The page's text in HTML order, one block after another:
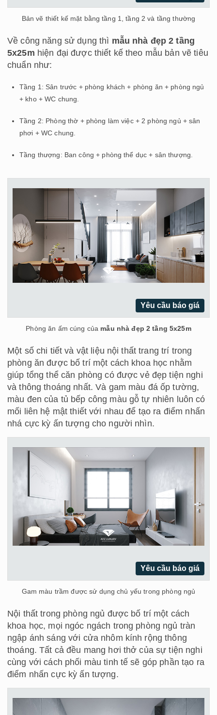
Bản vẽ thiết kế mặt bằng tầng 1, tầng 2 và tầng thường
Về công năng sử dụng thì mẫu nhà đẹp 2 tầng
5x25m hiện đại được thiết kế theo mẫu bản vẽ tiêu
chuẩn như:
Tầng 1: Sân trước + phòng khách + phòng ăn + phòng ngủ
+ kho + WC chung.
Tầng 2: Phòng thờ + phòng làm việc + 2 phòng ngủ + sân
phơi + WC chung.
Tầng thượng: Ban công + phòng thể dục + sân thượng.
Yêu cầu báo giá
Phòng ăn ấm cúng của mẫu nhà đẹp 2 tầng 5x25m
Một số chi tiết và vật liệu nội thất trang trí trong
phòng ăn được bố trí một cách khoa học nhằm
giúp tổng thể căn phòng có được vẻ đẹp tiện nghi
và thông thoáng nhất. Và gam màu đá ốp tường,
màu đen của tủ bếp công màu gỗ tự nhiên luôn có
mối liên hệ mật thiết với nhau để tạo ra điểm nhấn
nhá cực kỳ ấn tượng cho người nhìn.
Yêu cầu báo giá
Gam màu trầm được sử dụng chủ yếu trong phòng ngủ
Nội thất trong phòng ngủ được bố trí một cách
khoa học, mọi ngóc ngách trong phòng ngủ tràn
ngập ánh sáng với cửa nhôm kính rộng thông
thoáng. Tất cả đều mang hơi thở của sự tiện nghi
cùng với cách phối màu tinh tế sẽ góp phần tạo ra
điểm nhấn cực kỳ ấn tượng.